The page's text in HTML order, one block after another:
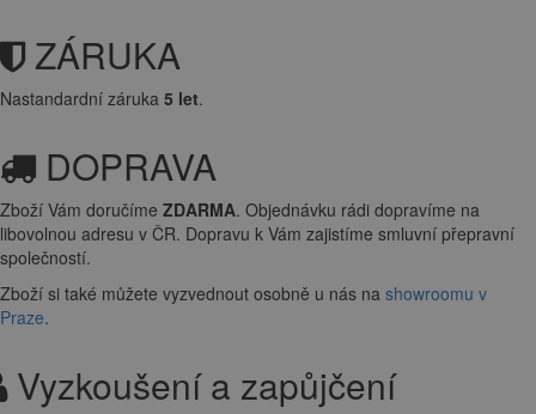
ZÁRUKA
Nastandardní záruka 5 let.
DOPRAVA
Zboží Vám doručíme ZDARMA. Objednávku rádi dopravíme na
libovolnou adresu v ČR. Dopravu k Vám zajistíme smluvní přepravní
společností.
Zboží si také můžete vyzvednout osobně u nás na showroomu v
Praze.
Vyzkoušení a zapůjčení